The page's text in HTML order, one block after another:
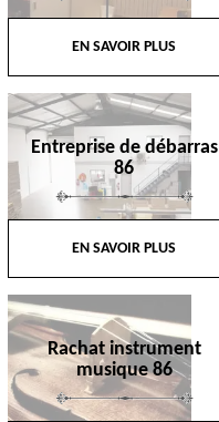
EN SAVOIR PLUS
Entreprise de débarras
86
EN SAVOIR PLUS
Rachat instrument
musique 86